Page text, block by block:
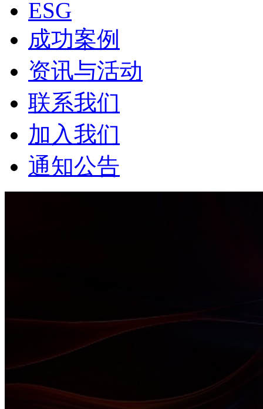
ESG
成功案例
资讯与活动
联系我们
加入我们
通知公告